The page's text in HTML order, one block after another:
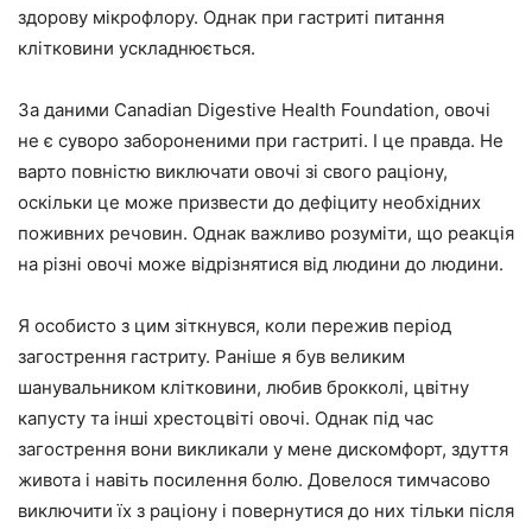
здорову мікрофлору. Однак при гастриті питання
клітковини ускладнюється.
За даними Canadian Digestive Health Foundation, овочі
не є суворо забороненими при гастриті. І це правда. Не
варто повністю виключати овочі зі свого раціону,
оскільки це може призвести до дефіциту необхідних
поживних речовин. Однак важливо розуміти, що реакція
на різні овочі може відрізнятися від людини до людини.
Я особисто з цим зіткнувся, коли пережив період
загострення гастриту. Раніше я був великим
шанувальником клітковини, любив брокколі, цвітну
капусту та інші хрестоцвіті овочі. Однак під час
загострення вони викликали у мене дискомфорт, здуття
живота і навіть посилення болю. Довелося тимчасово
виключити їх з раціону і повернутися до них тільки після